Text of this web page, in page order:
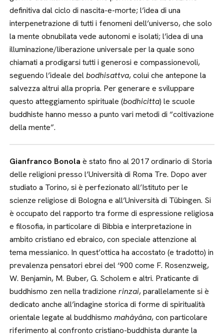
definitiva dal ciclo di nascita-e-morte; l’idea di una
interpenetrazione di tutti i fenomeni dell’universo, che solo
la mente obnubilata vede autonomi e isolati; l’idea di una
illuminazione/liberazione universale per la quale sono
chiamati a prodigarsi tutti i generosi e compassionevoli,
seguendo l’ideale delbodhisattva, colui che antepone la
salvezza altrui alla propria. Per generare e sviluppare
questo atteggiamento spirituale (bodhicitta) le scuole
buddhiste hanno messo a punto vari metodi di “coltivazione
della mente”.
Gianfranco Bonola è stato fino al 2017 ordinario di Storia
delle religioni presso l’Università di Roma Tre. Dopo aver
studiato a Torino, si è perfezionato all’Istituto per le
scienze religiose di Bologna e all’Università di Tübingen. Si
è occupato del rapporto tra forme di espressione religiosa
e filosofia, in particolare di Bibbia e interpretazione in
ambito cristiano ed ebraico, con speciale attenzione al
tema messianico. In quest’ottica ha accostato (e tradotto) in
prevalenza pensatori ebrei del ‘900 come F. Rosenzweig,
W. Benjamin, M. Buber, G. Scholem e altri. Praticante di
buddhismo zen nella tradizionerinzai, parallelamente si è
dedicato anche all’indagine storica di forme di spiritualità
orientale legate al buddhismomahâyâna, con particolare
riferimento al confronto cristiano-buddhista durante la